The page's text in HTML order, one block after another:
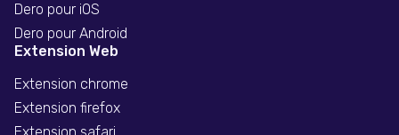
Dero pour iOS
Dero pour Android
Extension Web
Extension chrome
Extension firefox